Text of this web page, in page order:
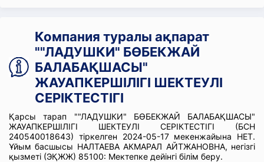
Компания туралы ақпарат
""ЛАДУШКИ" БӨБЕКЖАЙ
БАЛАБАҚШАСЫ"
ЖАУАПКЕРШІЛІГІ ШЕКТЕУЛІ
СЕРІКТЕСТІГІ
Қарсы тарап ""ЛАДУШКИ" БӨБЕКЖАЙ БАЛАБАҚШАСЫ"
ЖАУАПКЕРШІЛІГІ ШЕКТЕУЛІ СЕРІКТЕСТІГІ (БСН
240540018643) тіркелген 2024-05-17 мекенжайына НЕТ.
Ұйым басшысы НАЛТАЕВА АКМАРАЛ АЙТЖАНОВНА, негізгі
қызметі (ЭҚЖЖ) 85100: Мектепке дейінгі білім беру.